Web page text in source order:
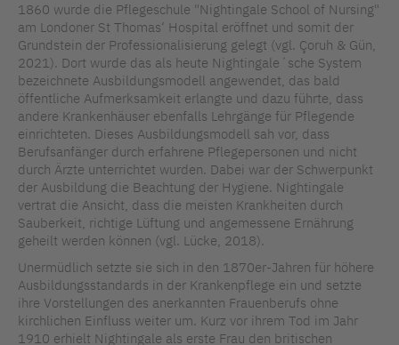
1860 wurde die Pflegeschule "Nightingale School of Nursing"
am Londoner St Thomas‘ Hospital eröffnet und somit der
Grundstein der Professionalisierung gelegt (vgl. Çoruh & Gün,
2021). Dort wurde das als heute Nightingale´sche System
bezeichnete Ausbildungsmodell angewendet, das bald
öffentliche Aufmerksamkeit erlangte und dazu führte, dass
andere Krankenhäuser ebenfalls Lehrgänge für Pflegende
einrichteten. Dieses Ausbildungsmodell sah vor, dass
Berufsanfänger durch erfahrene Pflegepersonen und nicht
durch Ärzte unterrichtet wurden. Dabei war der Schwerpunkt
der Ausbildung die Beachtung der Hygiene. Nightingale
vertrat die Ansicht, dass die meisten Krankheiten durch
Sauberkeit, richtige Lüftung und angemessene Ernährung
geheilt werden können (vgl. Lücke, 2018).
Unermüdlich setzte sie sich in den 1870er-Jahren für höhere
Ausbildungsstandards in der Krankenpflege ein und setzte
ihre Vorstellungen des anerkannten Frauenberufs ohne
kirchlichen Einfluss weiter um. Kurz vor ihrem Tod im Jahr
1910 erhielt Nightingale als erste Frau den britischen